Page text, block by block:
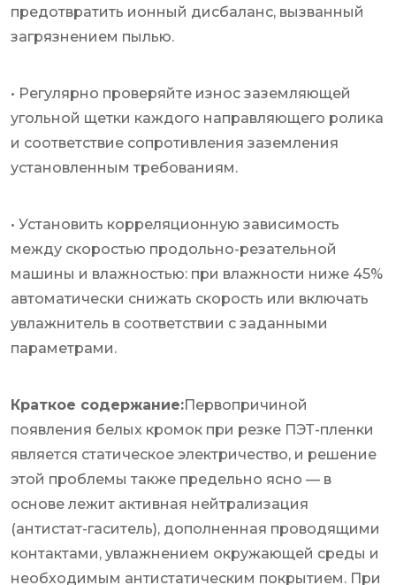
предотвратить ионный дисбаланс, вызванный
загрязнением пылью.
• Регулярно проверяйте износ заземляющей
угольной щетки каждого направляющего ролика
и соответствие сопротивления заземления
установленным требованиям.
• Установить корреляционную зависимость
между скоростью продольно-резательной
машины и влажностью: при влажности ниже 45%
автоматически снижать скорость или включать
увлажнитель в соответствии с заданными
параметрами.
Краткое содержание:Первопричиной
появления белых кромок при резке ПЭТ-пленки
является статическое электричество, и решение
этой проблемы также предельно ясно — в
основе лежит активная нейтрализация
(антистат-гаситель), дополненная проводящими
контактами, увлажнением окружающей среды и
необходимым антистатическим покрытием. При